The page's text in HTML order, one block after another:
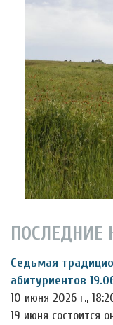
ПОСЛЕДНИЕ
Седьмая
абитуриентов
10 июня 2026 г.,
19 июня состоится